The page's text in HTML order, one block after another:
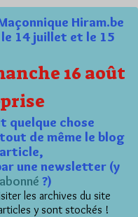
Hiram.be
14 juillet et le 15
16 août
quelque chose
de même le blog
une newsletter (y
abonné ?)
les archives du site
y sont stockés !